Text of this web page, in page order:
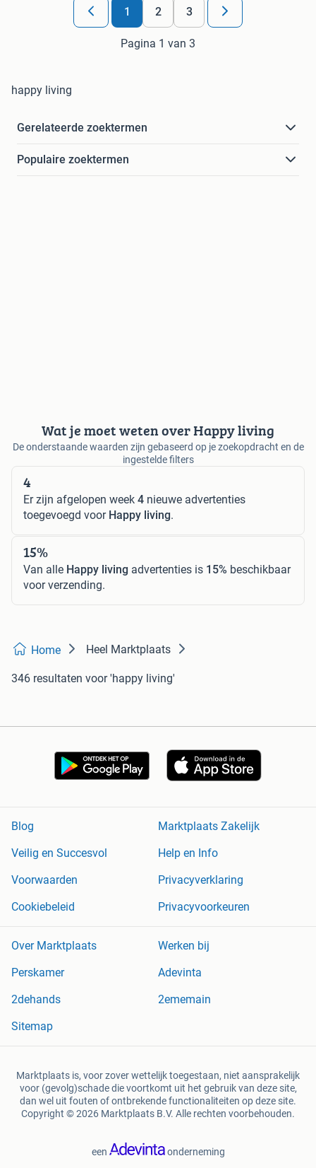
1 2 3
Pagina 1 van 3
happy living
Gerelateerde zoektermen
Populaire zoektermen
Wat je moet weten over Happy living
De onderstaande waarden zijn gebaseerd op je zoekopdracht en de
ingestelde filters
4
Er zijn afgelopen week 4 nieuwe advertenties
toegevoegd voor Happy living.
15%
Van alle Happy living advertenties is 15% beschikbaar
voor verzending.
Home Heel Marktplaats
346 resultaten voor 'happy living'
Blog
Marktplaats Zakelijk
Veilig en Succesvol
Help en Info
Voorwaarden
Privacyverklaring
Cookiebeleid
Privacyvoorkeuren
Over Marktplaats
Werken bij
Perskamer
Adevinta
2dehands
2ememain
Sitemap
Marktplaats is, voor zover wettelijk toegestaan, niet aansprakelijk
voor (gevolg)schade die voortkomt uit het gebruik van deze site,
dan wel uit fouten of ontbrekende functionaliteiten op deze site.
Copyright © 2026 Marktplaats B.V. Alle rechten voorbehouden.
een onderneming